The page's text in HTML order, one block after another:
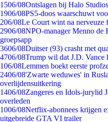
1506/08Ontslagen bij Halo
1906/08PS5-doos waarschuwt
206/08Le Court wint na nerveuze
2906/08NPO-manager Menno de
groepsapp
3606/08Duitser (93) crasht met
4706/08Trump wil dat J.D. Vance
106/08Lemmen boekt eerste
2406/08'Zwarte weduwes' in
overlijdensuitkering
1406/08Zangeres en Idols-jurylid
overleden
1006/08Netflix-abonnees krijgen
uitgebreide GTA VI trailer